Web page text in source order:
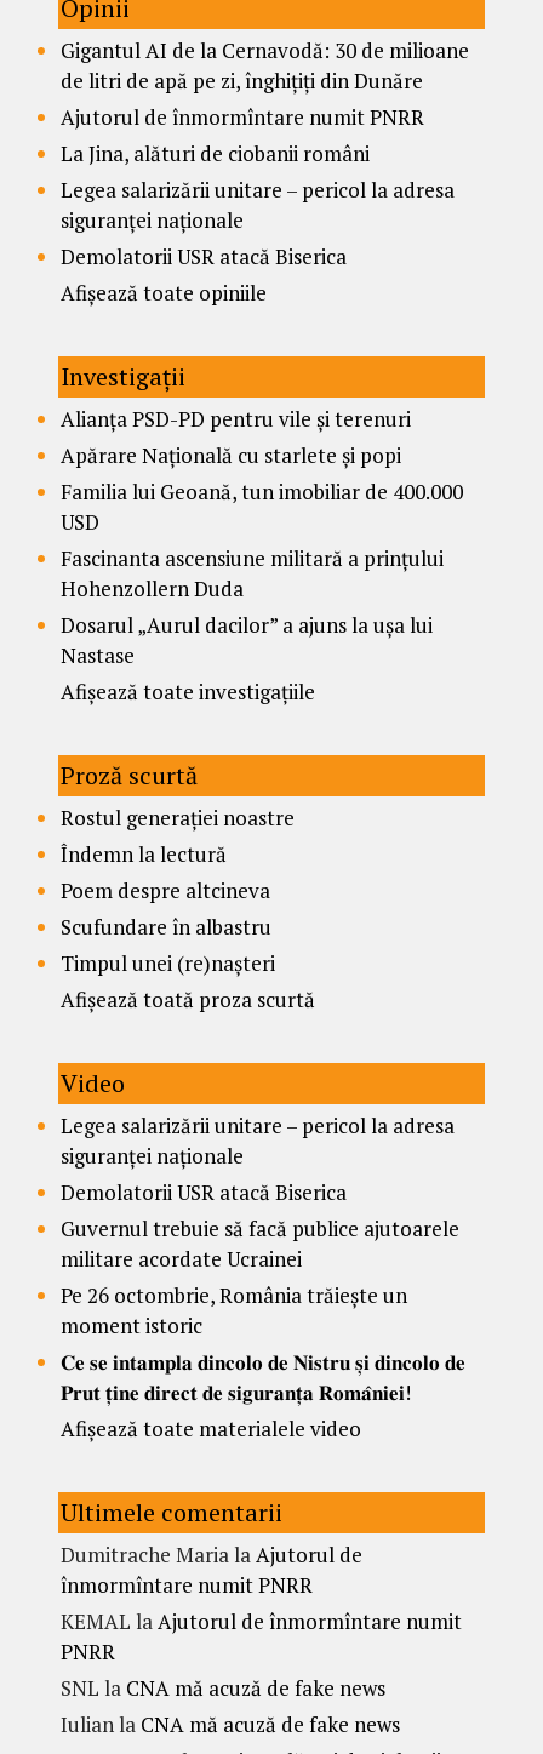
Opinii
Gigantul AI de la Cernavodă: 30 de milioane
de litri de apă pe zi, înghițiți din Dunăre
Ajutorul de înmormîntare numit PNRR
La Jina, alături de ciobanii români
Legea salarizării unitare – pericol la adresa
siguranței naționale
Demolatorii USR atacă Biserica
Afișează toate opiniile
Investigații
Alianța PSD-PD pentru vile și terenuri
Apărare Națională cu starlete și popi
Familia lui Geoană, tun imobiliar de 400.000
USD
Fascinanta ascensiune militară a prințului
Hohenzollern Duda
Dosarul „Aurul dacilor” a ajuns la ușa lui
Nastase
Afișează toate investigațiile
Proză scurtă
Rostul generației noastre
Îndemn la lectură
Poem despre altcineva
Scufundare în albastru
Timpul unei (re)nașteri
Afișează toată proza scurtă
Video
Legea salarizării unitare – pericol la adresa
siguranței naționale
Demolatorii USR atacă Biserica
Guvernul trebuie să facă publice ajutoarele
militare acordate Ucrainei
Pe 26 octombrie, România trăiește un
moment istoric
𝐂𝐞 𝐬𝐞 𝐢𝐧𝐭𝐚𝐦𝐩𝐥𝐚 𝐝𝐢𝐧𝐜𝐨𝐥𝐨 𝐝𝐞 𝐍𝐢𝐬𝐭𝐫𝐮 𝐬̦𝐢 𝐝𝐢𝐧𝐜𝐨𝐥𝐨 𝐝𝐞
𝐏𝐫𝐮𝐭 𝐭̦𝐢𝐧𝐞 𝐝𝐢𝐫𝐞𝐜𝐭 𝐝𝐞 𝐬𝐢𝐠𝐮𝐫𝐚𝐧𝐭̦𝐚 𝐑𝐨𝐦𝐚̂𝐧𝐢𝐞𝐢!
Afișează toate materialele video
Ultimele comentarii
Dumitrache MarialaAjutorul de
înmormîntare numit PNRR
KEMAL laAjutorul de înmormîntare numit
PNRR
SNL la CNA mă acuză de fake news
Iulianla CNA mă acuză de fake news